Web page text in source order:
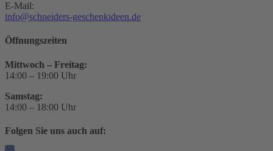
E-Mail:
info@schneiders-geschenkideen.de
Öffnungszeiten
Mittwoch – Freitag:
14:00 – 19:00 Uhr
Samstag:
14:00 – 18:00 Uhr
Folgen Sie uns auch auf: